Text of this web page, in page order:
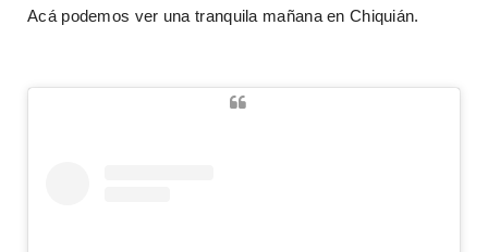
Acá podemos ver una tranquila mañana en Chiquián.